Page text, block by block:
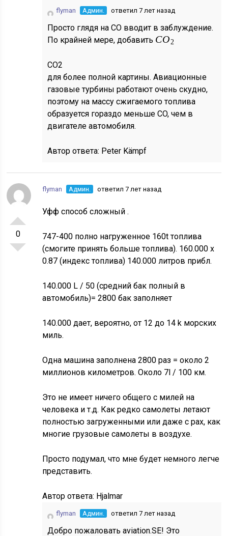
flyman Админ. ответил 7 лет назад
Просто глядя на CO вводит в заблуждение.
По крайней мере, добавить CO2
CO2
для более полной картины. Авиационные
газовые турбины работают очень скудно,
поэтому на массу сжигаемого топлива
образуется гораздо меньше CO, чем в
двигателе автомобиля.
Автор ответа: Peter Kämpf
0
flyman Админ. ответил 7 лет назад
Уфф способ сложный .
747-400 полно нагруженное 160t топлива
(смогите принять больше топлива). 160.000 x
0.87 (индекс топлива) 140.000 литров прибл.
140.000 L / 50 (средний бак полный в
автомобиль)= 2800 бак заполняет
140.000 дает, вероятно, от 12 до 14 k морских
миль.
Одна машина заполнена 2800 раз = около 2
миллионов километров. Около 7l / 100 км.
Это не имеет ничего общего с милей на
человека и т.д. Как редко самолеты летают
полностью загруженными или даже с pax, как
многие грузовые самолеты в воздухе.
Просто подумал, что мне будет немного легче
представить.
Автор ответа: Hjalmar
flyman Админ. ответил 7 лет назад
Добро пожаловать aviation.SE! Это